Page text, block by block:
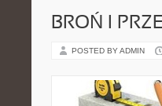
BROŃ I
POSTED BY ADMIN